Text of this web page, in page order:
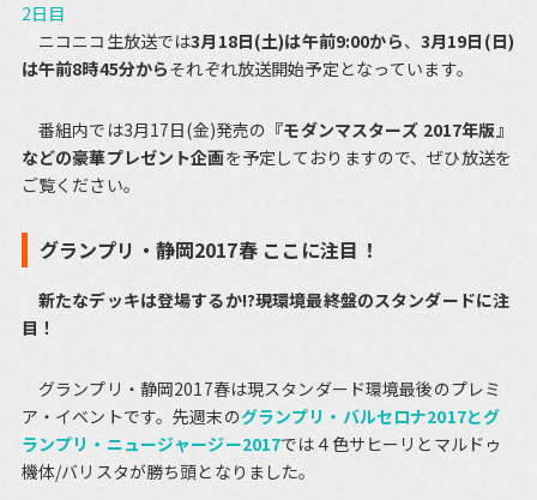
2日目
ニコニコ生放送では3月18日(土)は午前9:00から、 3月19日(日)
は午前8時45分からそれぞれ放送開始予定となっています。
番組内では3月17日(金)発売の 『モダンマスターズ 2017年版』
などの豪華プレゼント企画を予定しておりますので、ぜひ放送を
ご覧ください。
グランプリ・静岡2017春 ここに注目！
新たなデッキは登場するか!?現環境最終盤のスタンダードに注
目！
グランプリ・静岡2017春は現スタンダード環境最後のプレミ
ア・イベントです。先週末のグランプリ・バルセロナ2017とグ
ランプリ・ニュージャージー2017では４色サヒーリとマルドゥ
機体/バリスタが勝ち頭となりました。